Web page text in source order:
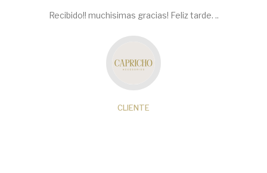
Recibido!! muchisimas gracias! Feliz tarde. ..
CLIENTE